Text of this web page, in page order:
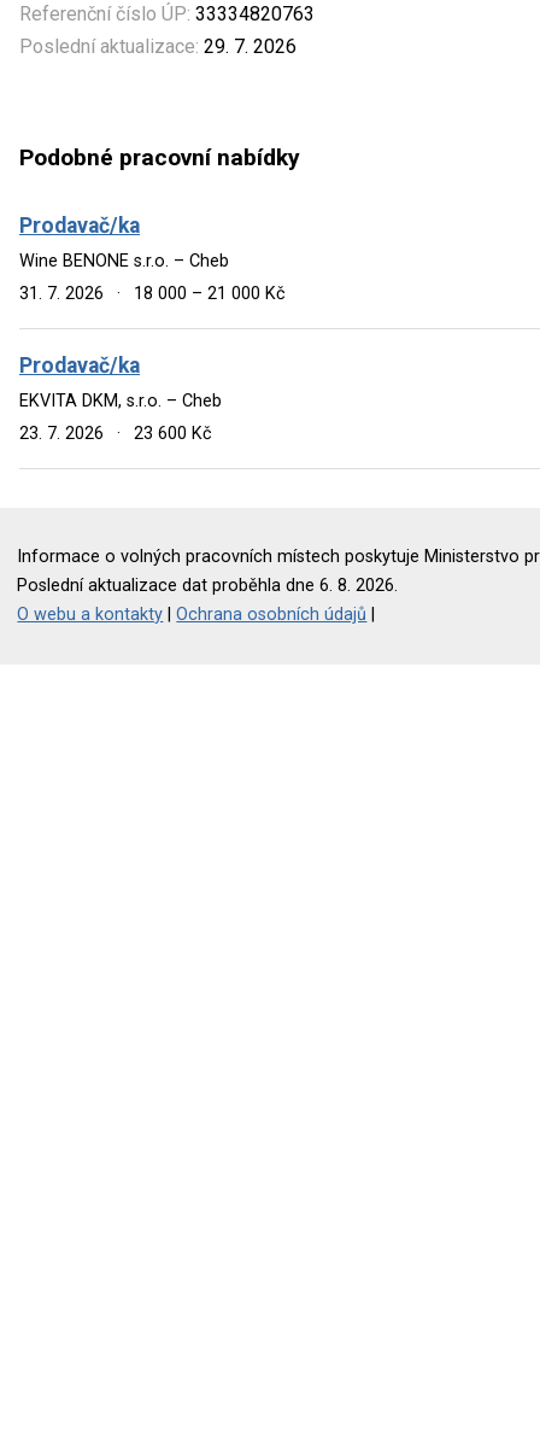
Referenční číslo ÚP: 33334820763
Poslední aktualizace: 29. 7. 2026
Podobné pracovní nabídky
Prodavač/ka
Wine BENONE s.r.o. – Cheb
31. 7. 2026
· 18 000 – 21 000 Kč
Prodavač/ka
EKVITA DKM, s.r.o. – Cheb
23. 7. 2026
· 23 600 Kč
Informace o volných pracovních místech poskytuje Ministerstvo
Poslední aktualizace dat proběhla dne 6. 8. 2026.
O webu a kontakty |Ochrana osobních údajů